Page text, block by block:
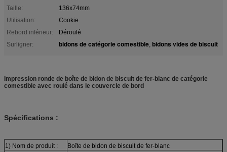
Taille:
136x74mm
Utilisation:
Cookie
Rebord inférieur:
Déroulé
Surligner:
bidons de catégorie comestible, bidons vides de biscuit
Impression ronde de boîte de bidon de biscuit de fer-blanc de catégorie
comestible avec roulé dans le couvercle de bord
Spécifications :
1) Nom de produit :
Boîte de bidon de biscuit de fer-blanc